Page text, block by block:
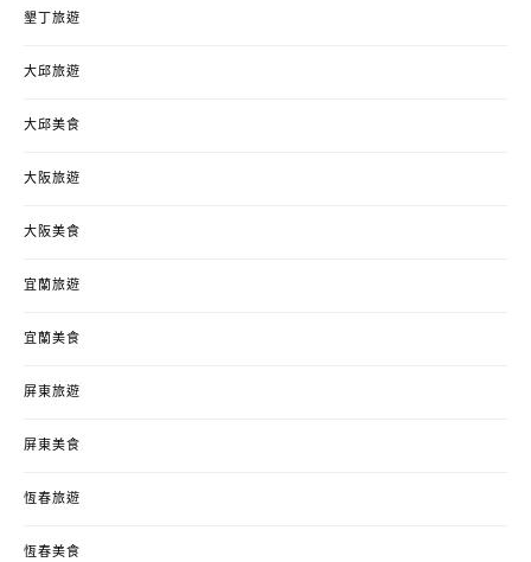
墾丁旅遊
大邱旅遊
大邱美食
大阪旅遊
大阪美食
宜蘭旅遊
宜蘭美食
屏東旅遊
屏東美食
恆春旅遊
恆春美食